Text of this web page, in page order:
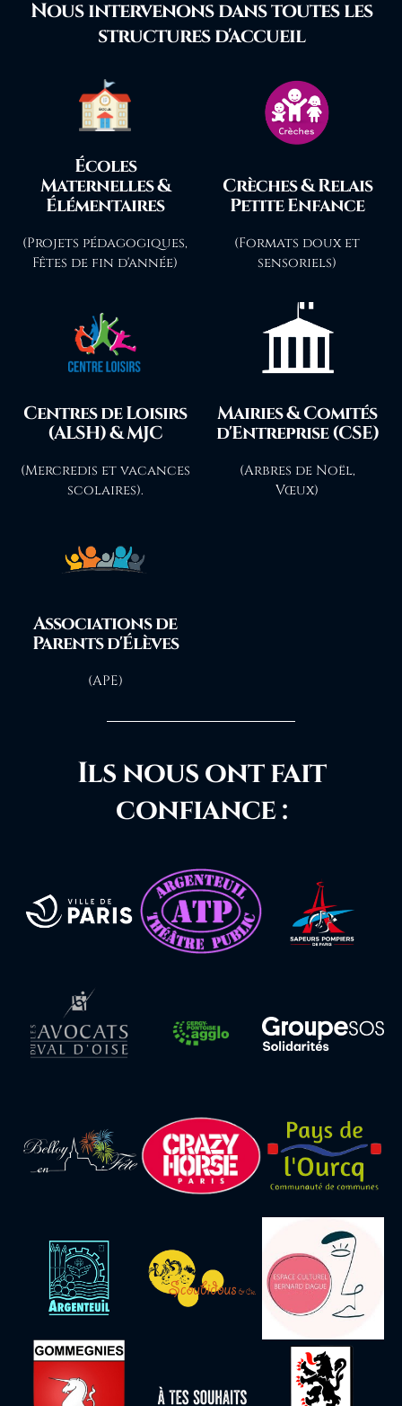
Nous intervenons dans toutes les
structures d'accueil
Écoles
Maternelles &
Élémentaires
(Projets pédagogiques,
Fêtes de fin d'année)
Crèches & Relais
Petite Enfance
(Formats doux et
sensoriels)
Centres de Loisirs
(ALSH) & MJC
(Mercredis et vacances
scolaires).
Mairies & Comités
d'Entreprise (CSE)
(Arbres de Noël,
Vœux)
Associations de
Parents d'Élèves
(APE)
Ils nous ont fait
confiance :